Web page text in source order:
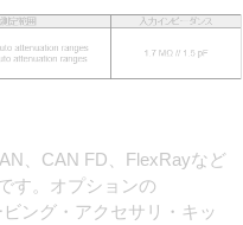
、CAN FD、FlexRayなど
す。オプションの
ング・アクセサリ・キッ